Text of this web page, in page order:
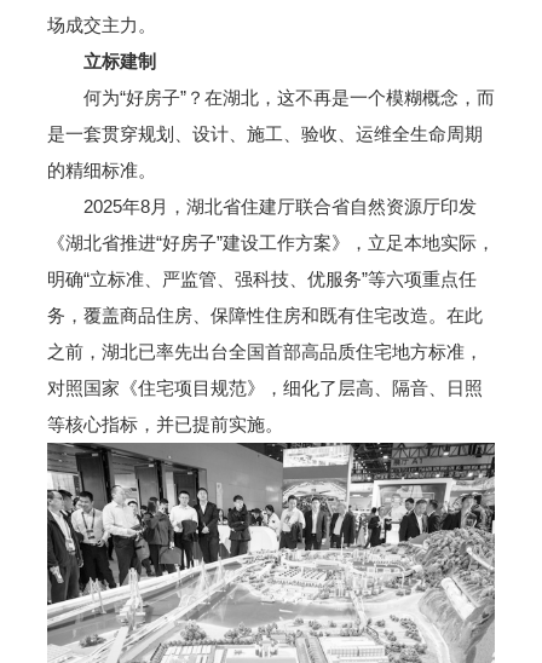
场成交主力。
立标建制
何为“好房子”？在湖北，这不再是一个模糊概念，而
是一套贯穿规划、设计、施工、验收、运维全生命周期
的精细标准。
2025年8月，湖北省住建厅联合省自然资源厅印发
《湖北省推进“好房子”建设工作方案》，立足本地实际，
明确“立标准、严监管、强科技、优服务”等六项重点任
务，覆盖商品住房、保障性住房和既有住宅改造。在此
之前，湖北已率先出台全国首部高品质住宅地方标准，
对照国家《住宅项目规范》，细化了层高、隔音、日照
等核心指标，并已提前实施。